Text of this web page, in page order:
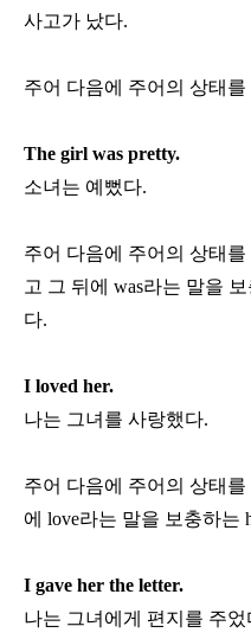
사고가 났다.
주어 다음에 주어의 상태
The girl was pretty.
소녀는 예뻤다.
주어 다음에 주어의 상태를
고 그 뒤에 was라는 말을
다.
I loved her.
나는 그녀를 사랑했다.
주어 다음에 주어의 상태를
에 love라는 말을 보충하는
I gave her the letter.
나는 그녀에게 편지를 주었